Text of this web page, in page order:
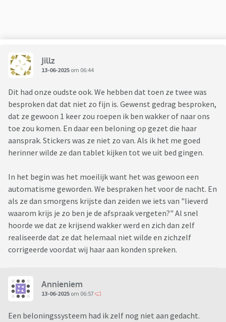
Jillz
13-06-2025 om 06:44
Dit had onze oudste ook. We hebben dat toen ze twee was
besproken dat dat niet zo fijn is. Gewenst gedrag besproken,
dat ze gewoon 1 keer zou roepen ik ben wakker of naar ons
toe zou komen. En daar een beloning op gezet die haar
aansprak. Stickers was ze niet zo van. Als ik het me goed
herinner wilde ze dan tablet kijken tot we uit bed gingen.
In het begin was het moeilijk want het was gewoon een
automatisme geworden. We bespraken het voor de nacht. En
als ze dan smorgens krijste dan zeiden we iets van "lieverd
waarom krijs je zo ben je de afspraak vergeten?" Al snel
hoorde we dat ze krijsend wakker werd en zich dan zelf
realiseerde dat ze dat helemaal niet wilde en zichzelf
corrigeerde voordat wij haar aan konden spreken.
Annieniem
13-06-2025 om 06:57
Een beloningssysteem had ik zelf nog niet aan gedacht.